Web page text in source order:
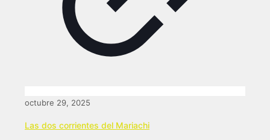
octubre 29, 2025
Las dos corrientes del Mariachi